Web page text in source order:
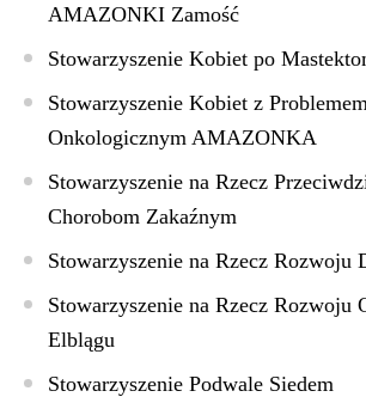
AMAZONKI Zamość
Stowarzyszenie Kobiet po
Stowarzyszenie Kobiet z
Onkologicznym AMAZONKA
Stowarzyszenie na Rzecz
Chorobom Zakaźnym
Stowarzyszenie na Rzecz Rozwoju
Stowarzyszenie na Rzecz Rozwoju
Elblągu
Stowarzyszenie Podwale Siedem